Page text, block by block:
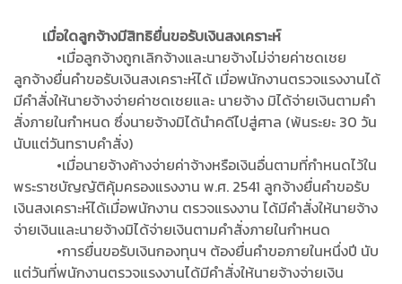
เมื่อใดลูกจ้างมีสิทธิยื่นขอรับเงินสงเคราะห์
•เมื่อลูกจ้างถูกเลิกจ้างและนายจ้างไม่จ่ายค่าชดเชย
ลูกจ้างยื่นคำขอรับเงินสงเคราะห์ได้ เมื่อพนักงานตรวจแรงงานได้
มีคำสั่งให้นายจ้างจ่ายค่าชดเชยและ นายจ้าง มิได้จ่ายเงินตามคำ
สั่งภายในกำหนด ซึ่งนายจ้างมิได้นำคดีไปสู่ศาล (พ้นระยะ 30 วัน
นับแต่วันทราบคำสั่ง)
•เมื่อนายจ้างค้างจ่ายค่าจ้างหรือเงินอื่นตามที่กำหนดไว้ใน
พระราชบัญญัติคุ้มครองแรงงาน พ.ศ. 2541 ลูกจ้างยื่นคำขอรับ
เงินสงเคราะห์ได้เมื่อพนักงาน ตรวจแรงงาน ได้มีคำสั่งให้นายจ้าง
จ่ายเงินและนายจ้างมิได้จ่ายเงินตามคำสั่งภายในกำหนด
•การยื่นขอรับเงินกองทุนฯ ต้องยื่นคำขอภายในหนึ่งปี นับ
แต่วันที่พนักงานตรวจแรงงานได้มีคำสั่งให้นายจ้างจ่ายเงิน